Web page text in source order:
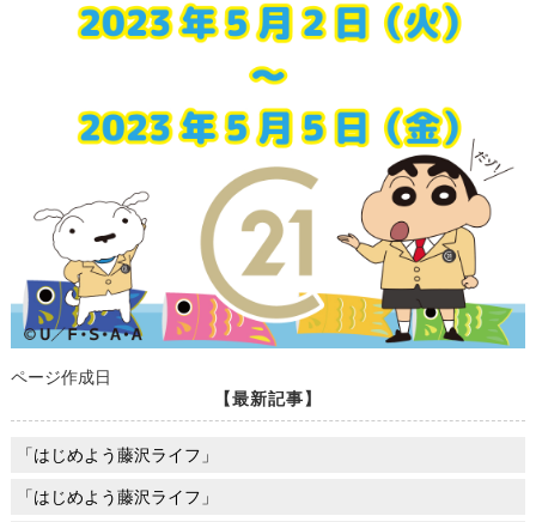
ページ作成日
【最新記事】
「はじめよう藤沢ライフ」
「はじめよう藤沢ライフ」